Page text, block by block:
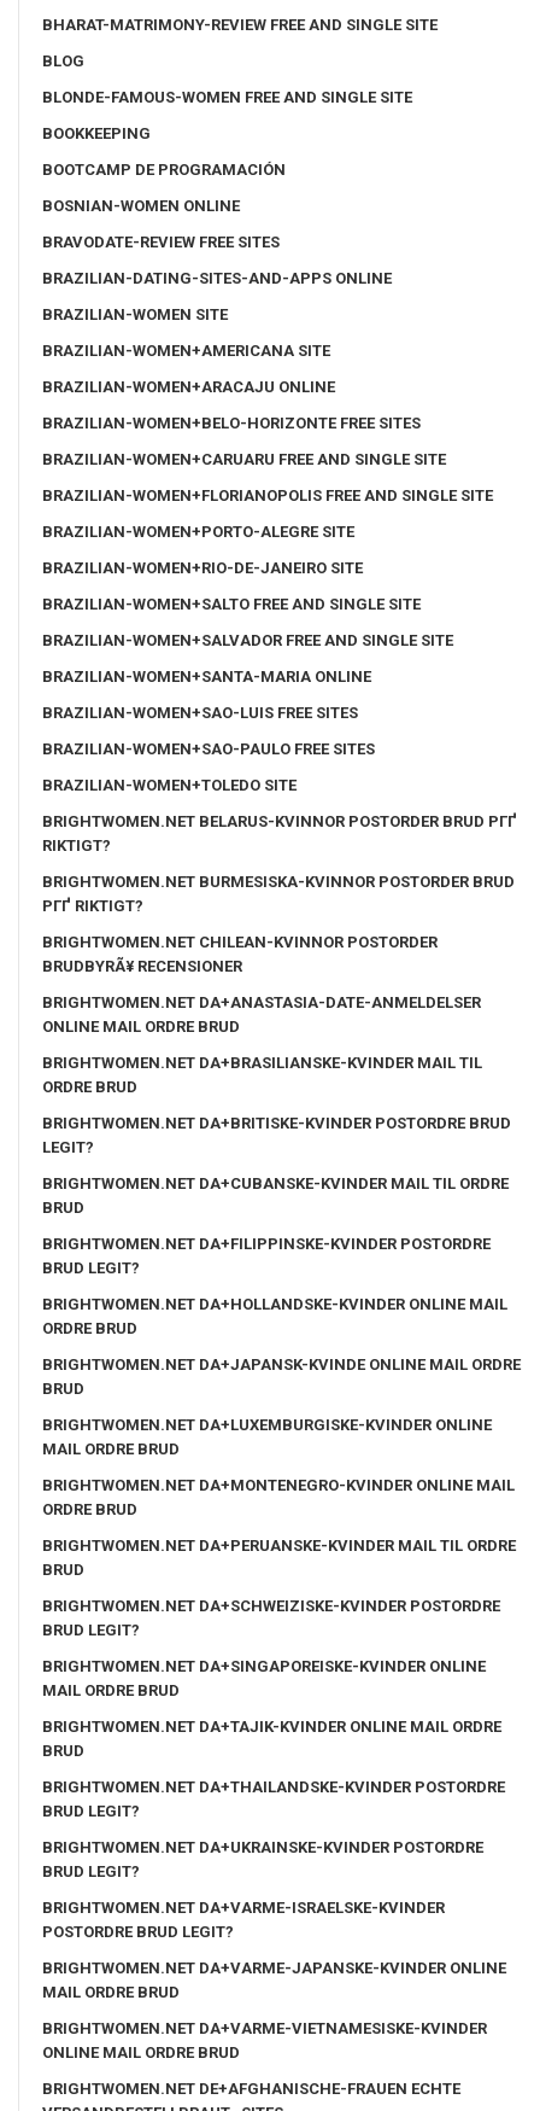
BHARAT-MATRIMONY-REVIEW FREE AND SINGLE SITE
BLOG
BLONDE-FAMOUS-WOMEN FREE AND SINGLE SITE
BOOKKEEPING
BOOTCAMP DE PROGRAMACIÓN
BOSNIAN-WOMEN ONLINE
BRAVODATE-REVIEW FREE SITES
BRAZILIAN-DATING-SITES-AND-APPS ONLINE
BRAZILIAN-WOMEN SITE
BRAZILIAN-WOMEN+AMERICANA SITE
BRAZILIAN-WOMEN+ARACAJU ONLINE
BRAZILIAN-WOMEN+BELO-HORIZONTE FREE SITES
BRAZILIAN-WOMEN+CARUARU FREE AND SINGLE SITE
BRAZILIAN-WOMEN+FLORIANOPOLIS FREE AND SINGLE SITE
BRAZILIAN-WOMEN+PORTO-ALEGRE SITE
BRAZILIAN-WOMEN+RIO-DE-JANEIRO SITE
BRAZILIAN-WOMEN+SALTO FREE AND SINGLE SITE
BRAZILIAN-WOMEN+SALVADOR FREE AND SINGLE SITE
BRAZILIAN-WOMEN+SANTA-MARIA ONLINE
BRAZILIAN-WOMEN+SAO-LUIS FREE SITES
BRAZILIAN-WOMEN+SAO-PAULO FREE SITES
BRAZILIAN-WOMEN+TOLEDO SITE
BRIGHTWOMEN.NET BELARUS-KVINNOR POSTORDER BRUD PГҐ
RIKTIGT?
BRIGHTWOMEN.NET BURMESISKA-KVINNOR POSTORDER BRUD
PГҐ RIKTIGT?
BRIGHTWOMEN.NET CHILEAN-KVINNOR POSTORDER
BRUDBYRÃ¥ RECENSIONER
BRIGHTWOMEN.NET DA+ANASTASIA-DATE-ANMELDELSER
ONLINE MAIL ORDRE BRUD
BRIGHTWOMEN.NET DA+BRASILIANSKE-KVINDER MAIL TIL
ORDRE BRUD
BRIGHTWOMEN.NET DA+BRITISKE-KVINDER POSTORDRE BRUD
LEGIT?
BRIGHTWOMEN.NET DA+CUBANSKE-KVINDER MAIL TIL ORDRE
BRUD
BRIGHTWOMEN.NET DA+FILIPPINSKE-KVINDER POSTORDRE
BRUD LEGIT?
BRIGHTWOMEN.NET DA+HOLLANDSKE-KVINDER ONLINE MAIL
ORDRE BRUD
BRIGHTWOMEN.NET DA+JAPANSK-KVINDE ONLINE MAIL ORDRE
BRUD
BRIGHTWOMEN.NET DA+LUXEMBURGISKE-KVINDER ONLINE
MAIL ORDRE BRUD
BRIGHTWOMEN.NET DA+MONTENEGRO-KVINDER ONLINE MAIL
ORDRE BRUD
BRIGHTWOMEN.NET DA+PERUANSKE-KVINDER MAIL TIL ORDRE
BRUD
BRIGHTWOMEN.NET DA+SCHWEIZISKE-KVINDER POSTORDRE
BRUD LEGIT?
BRIGHTWOMEN.NET DA+SINGAPOREISKE-KVINDER ONLINE
MAIL ORDRE BRUD
BRIGHTWOMEN.NET DA+TAJIK-KVINDER ONLINE MAIL ORDRE
BRUD
BRIGHTWOMEN.NET DA+THAILANDSKE-KVINDER POSTORDRE
BRUD LEGIT?
BRIGHTWOMEN.NET DA+UKRAINSKE-KVINDER POSTORDRE
BRUD LEGIT?
BRIGHTWOMEN.NET DA+VARME-ISRAELSKE-KVINDER
POSTORDRE BRUD LEGIT?
BRIGHTWOMEN.NET DA+VARME-JAPANSKE-KVINDER ONLINE
MAIL ORDRE BRUD
BRIGHTWOMEN.NET DA+VARME-VIETNAMESISKE-KVINDER
ONLINE MAIL ORDRE BRUD
BRIGHTWOMEN.NET DE+AFGHANISCHE-FRAUEN ECHTE